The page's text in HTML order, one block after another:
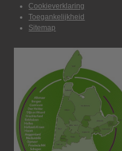
Cookieverklaring
Toegankelijkheid
Sitemap